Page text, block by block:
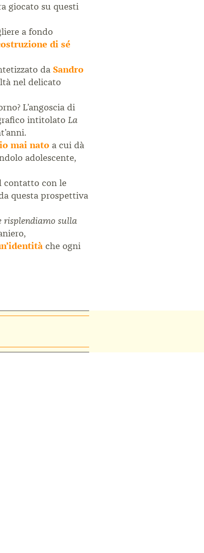
giocato su questi
a fondo
di sé
da Sandro
nel delicato
L’angoscia di
intitolato La
mai nato a cui dà
adolescente,
contatto con le
questa prospettiva
risplendiamo sulla
che ogni